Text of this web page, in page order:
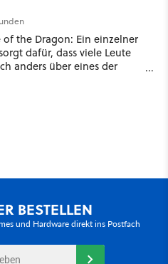
of the Dragon: Ein einzelner
dafür, dass viele Leute
anders über eines der
BESTELLEN
und Hardware direkt ins Postfach